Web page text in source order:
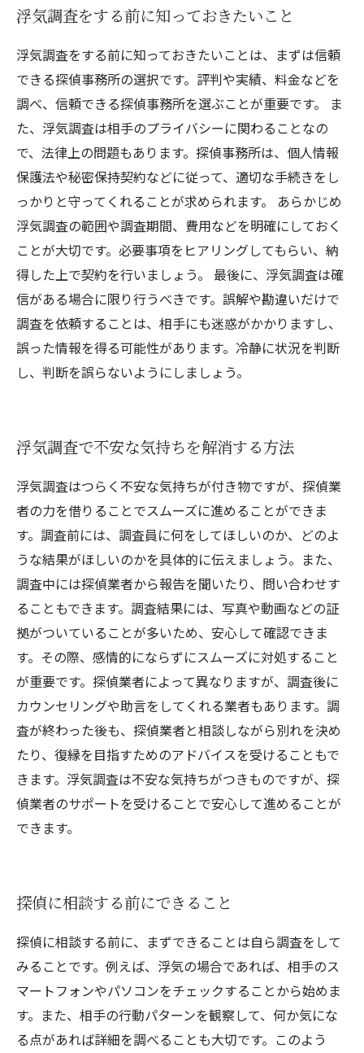
浮気調査をする前に知っておきたいこと
浮気調査をする前に知っておきたいことは、まずは信頼
できる探偵事務所の選択です。評判や実績、料金などを
調べ、信頼できる探偵事務所を選ぶことが重要です。 ま
た、浮気調査は相手のプライバシーに関わることなの
で、法律上の問題もあります。探偵事務所は、個人情報
保護法や秘密保持契約などに従って、適切な手続きをし
っかりと守ってくれることが求められます。 あらかじめ
浮気調査の範囲や調査期間、費用などを明確にしておく
ことが大切です。必要事項をヒアリングしてもらい、納
得した上で契約を行いましょう。 最後に、浮気調査は確
信がある場合に限り行うべきです。誤解や勘違いだけで
調査を依頼することは、相手にも迷惑がかかりますし、
誤った情報を得る可能性があります。冷静に状況を判断
し、判断を誤らないようにしましょう。
浮気調査で不安な気持ちを解消する方法
浮気調査はつらく不安な気持ちが付き物ですが、探偵業
者の力を借りることでスムーズに進めることができま
す。調査前には、調査員に何をしてほしいのか、どのよ
うな結果がほしいのかを具体的に伝えましょう。また、
調査中には探偵業者から報告を聞いたり、問い合わせす
ることもできます。調査結果には、写真や動画などの証
拠がついていることが多いため、安心して確認できま
す。その際、感情的にならずにスムーズに対処すること
が重要です。探偵業者によって異なりますが、調査後に
カウンセリングや助言をしてくれる業者もあります。調
査が終わった後も、探偵業者と相談しながら別れを決め
たり、復縁を目指すためのアドバイスを受けることもで
きます。浮気調査は不安な気持ちがつきものですが、探
偵業者のサポートを受けることで安心して進めることが
できます。
探偵に相談する前にできること
探偵に相談する前に、まずできることは自ら調査をして
みることです。例えば、浮気の場合であれば、相手のス
マートフォンやパソコンをチェックすることから始めま
す。また、相手の行動パターンを観察して、何か気にな
る点があれば詳細を調べることも大切です。このよう